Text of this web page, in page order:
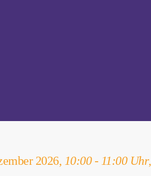
2026, 10:00 - 11:00 Uhr,